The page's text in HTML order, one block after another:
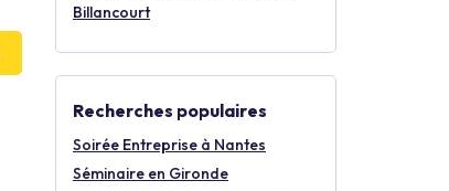
Billancourt
Recherches populaires
Soirée Entreprise à Nantes
Séminaire en Gironde